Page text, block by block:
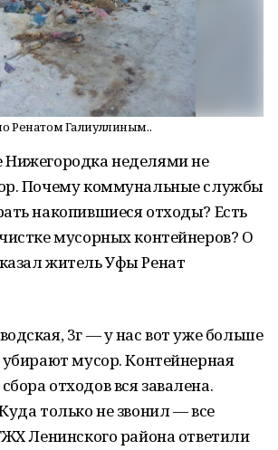
Ренатом Галиуллиным..
Нижегородка неделями не
Почему коммунальные службы
накопившиеся отходы? Есть
мусорных контейнеров? О
житель Уфы Ренат
3г — у нас вот уже больше
убирают мусор. Контейнерная
отходов вся завалена.
только не звонил — все
Ленинского района ответили